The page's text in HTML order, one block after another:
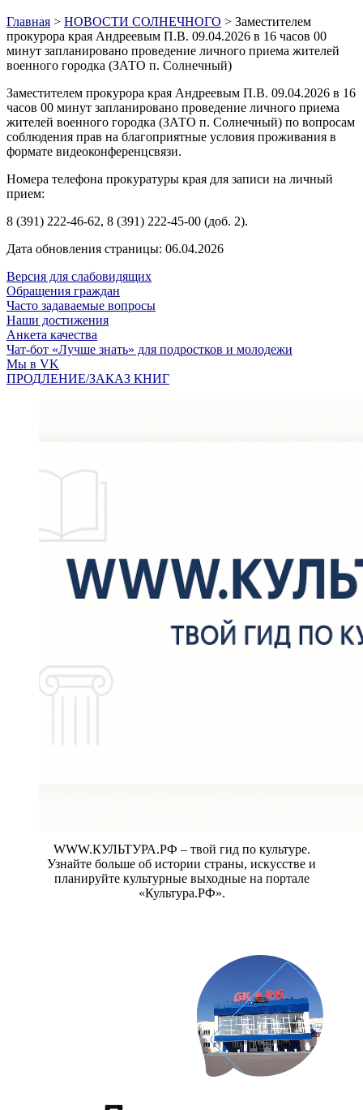
Главная > НОВОСТИ СОЛНЕЧНОГО > Заместителем
прокурора края Андреевым П.В. 09.04.2026 в 16 часов 00
минут запланировано проведение личного приема жителей
военного городка (ЗАТО п. Солнечный)
Заместителем прокурора края Андреевым П.В. 09.04.2026 в 16
часов 00 минут запланировано проведение личного приема
жителей военного городка (ЗАТО п. Солнечный) по вопросам
соблюдения прав на благоприятные условия проживания в
формате видеоконференцсвязи.
Номера телефона прокуратуры края для записи на личный
прием:
8 (391) 222-46-62, 8 (391) 222-45-00 (доб. 2).
Дата обновления страницы: 06.04.2026
Версия для слабовидящих
Обращения граждан
Часто задаваемые вопросы
Наши достижения
Анкета качества
Чат-бот «Лучше знать» для подростков и молодежи
Мы в VK
ПРОДЛЕНИЕ/ЗАКАЗ КНИГ
WWW.КУЛЬТУРА.РФ – твой гид по культуре.
Узнайте больше об истории страны, искусстве и
планируйте культурные выходные на портале
«Культура.РФ».